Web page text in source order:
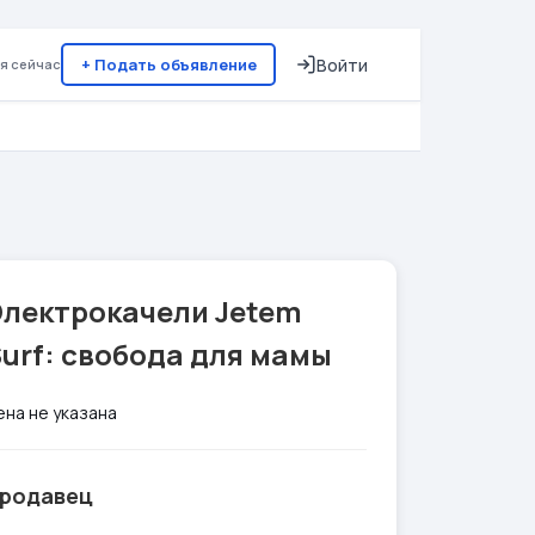
сейчас + Подать объявление Войти
Jetem
свобода для мамы
не указана